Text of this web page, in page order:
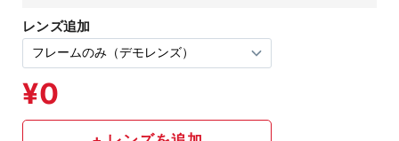
レンズ追加